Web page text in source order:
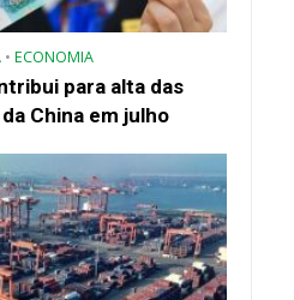
• ECONOMIA
para alta das
China em julho